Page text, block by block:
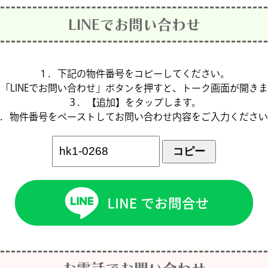
LINEでお問い合わせ
１．下記の物件番号をコピーしてください。
LINEでお問い合わせ」ボタンを押すと、トーク画面が開きま
３．【追加】をタップします。
物件番号をペーストしてお問い合わせ内容をご入力ください
コピー